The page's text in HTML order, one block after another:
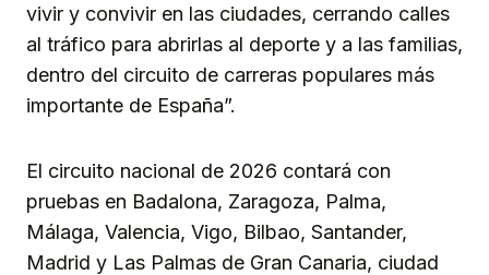
vivir y convivir en las ciudades, cerrando calles
al tráfico para abrirlas al deporte y a las familias,
dentro del circuito de carreras populares más
importante de España”.
El circuito nacional de 2026 contará con
pruebas en Badalona, Zaragoza, Palma,
Málaga, Valencia, Vigo, Bilbao, Santander,
Madrid y Las Palmas de Gran Canaria, ciudad